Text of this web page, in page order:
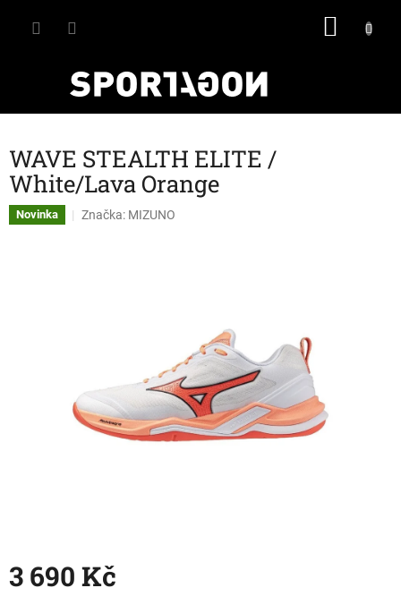
WAVE STEALTH ELITE /
White/Lava Orange
Novinka Značka: MIZUNO
3 690 Kč